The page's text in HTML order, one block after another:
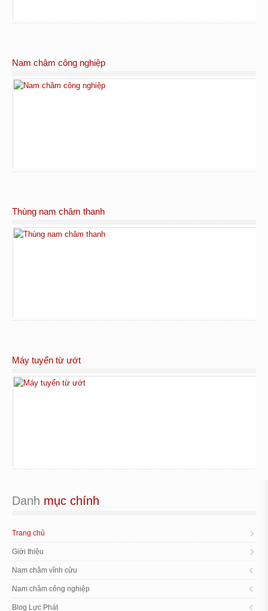
Nam châm công nghiệp
Thùng nam châm thanh
Máy tuyển từ ướt
Danh mục chính
Trang chủ
Giới thiệu
Nam châm vĩnh cửu
Nam châm công nghiệp
Blog Lực Phát